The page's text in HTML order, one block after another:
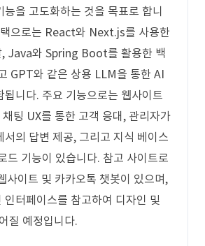
능을 고도화하는 것을 목표로 합니
으로는 React와 Next.js를 사용한
, Java와 Spring Boot를 활용한 백
GPT와 같은 상용 LLM을 통한 AI
됩니다. 주요 기능으로는 웹사이트
팅 UX를 통한 고객 응대, 관리자가
서의 답변 제공, 그리고 지식 베이스
드 기능이 있습니다. 참고 사이트로
사이트 및 카카오톡 챗봇이 있으며,
인터페이스를 참고하여 디자인 및
질 예정입니다.